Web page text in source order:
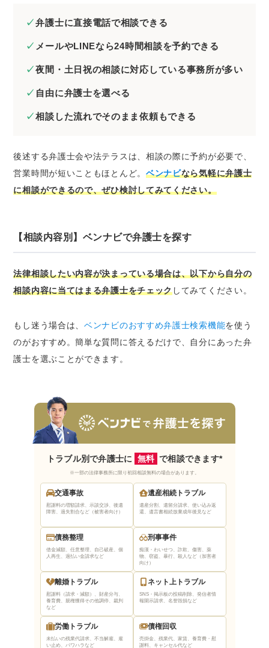
弁護士に直接電話で相談できる
メールやLINEなら24時間相談を予約できる
夜間・土日祝の相談に対応している事務所が多い
自由に弁護士を選べる
相談した流れでそのまま依頼もできる
後述する弁護士会や法テラスは、相談の際に予約が必要で、
営業時間が短いこともほとんど。 ベンナビなら気軽に弁護士
に相談ができるので、ぜひ検討してみてください。
【相談内容別】ベンナビで弁護士を探す
法律相談したい内容が決まっている場合は、以下から自分の
相談内容に当てはまる弁護士をチェックしてみてください。
もし迷う場合は、ベンナビのおすすめ弁護士検索機能を使う
のがおすすめ。簡単な質問に答えるだけで、自分にあった弁
護士を選ぶことができます。
トラブル別で弁護士に 無料 で相談できます*
※一部の法律事務所に限り初回相談無料の場合があります。
交通事故
慰謝料の増額請求、示談交渉、後遺
障害、過失割合など（被害者向け）
遺産相続トラブル
遺産分割、遺留分請求、使い込み返
還、遺言書相続放棄成年後見など
債務整理
借金減額、任意整理、自己破産、個
人再生、過払い金請求など
刑事事件
痴漢・わいせつ、詐欺、傷害、薬
物、窃盗、暴行、殺人など（加害者
向け）
離婚トラブル
慰謝料（請求・減額）、財産分与、
養育費、親権獲得その他調停、裁判
など
ネット上トラブル
SNS・掲示板の投稿削除、発信者情
報開示請求、名誉毀損など
労働トラブル
未払いの残業代請求、不当解雇、雇
い止め、パワハラなど
債権回収
売掛金、残業代、家賃、養育費・慰
謝料、キャンセル代など